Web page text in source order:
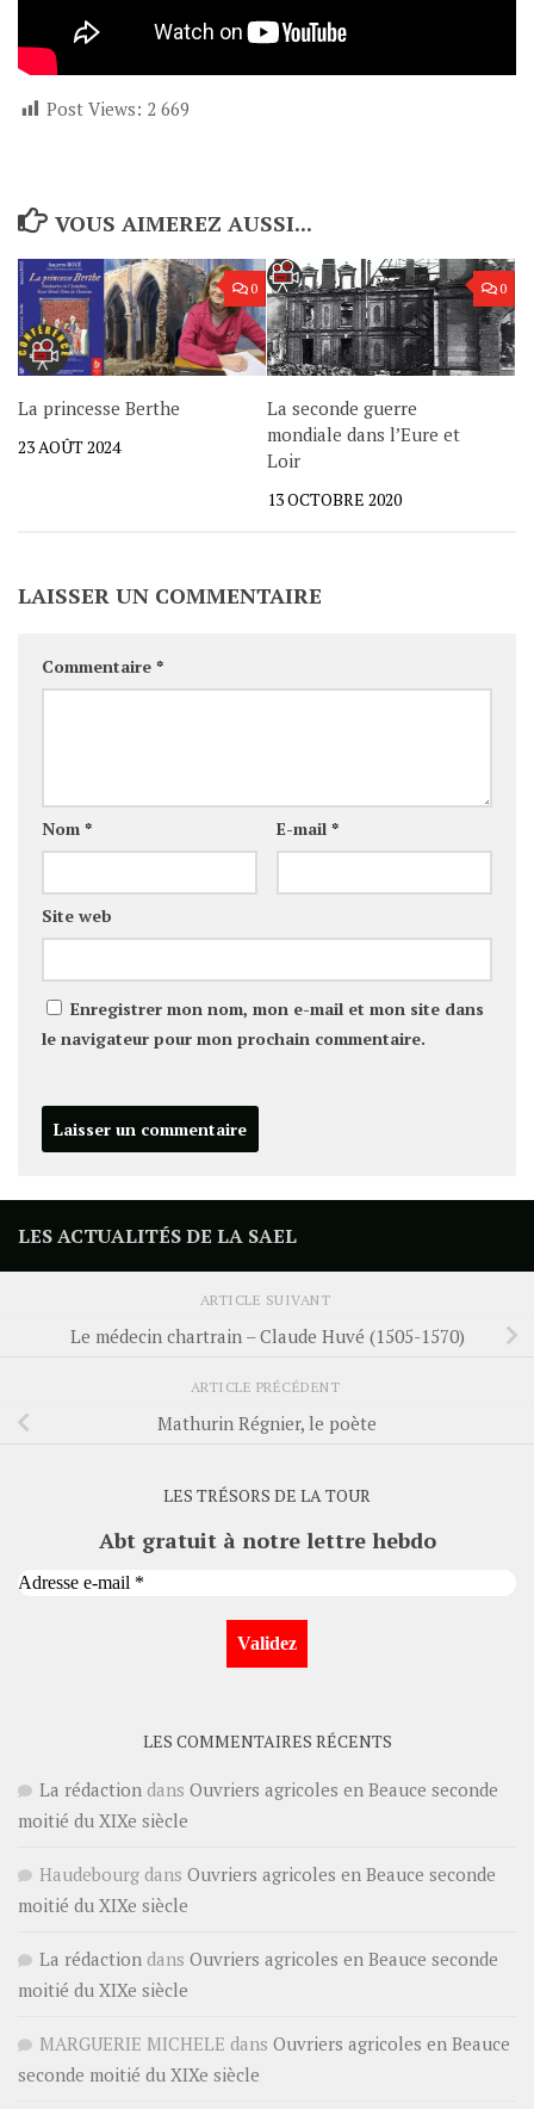
Post Views: 2 669
VOUS AIMEREZ AUSSI...
0
La princesse Berthe
23 AOÛT 2024
0
La seconde guerre
mondiale dans l’Eure et
Loir
13 OCTOBRE 2020
LAISSER UN COMMENTAIRE
Commentaire *
Nom * E-mail *
Site web
Enregistrer mon nom, mon e-mail et mon site dans
le navigateur pour mon prochain commentaire.
LES ACTUALITÉS DE LA SAEL
ARTICLE SUIVANT
Le médecin chartrain – Claude Huvé (1505-1570)
ARTICLE PRÉCÉDENT
Mathurin Régnier, le poète
LES TRÉSORS DE LA TOUR
Abt gratuit à notre lettre hebdo
LES COMMENTAIRES RÉCENTS
La rédaction dans Ouvriers agricoles en Beauce seconde
moitié du XIXe siècle
Haudebourg dans Ouvriers agricoles en Beauce seconde
moitié du XIXe siècle
La rédaction dans Ouvriers agricoles en Beauce seconde
moitié du XIXe siècle
MARGUERIE MICHELE dans Ouvriers agricoles en Beauce
seconde moitié du XIXe siècle